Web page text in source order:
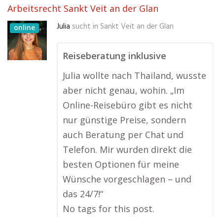
Arbeitsrecht Sankt Veit an der Glan
online Julia sucht in Sankt Veit an der Glan
Reiseberatung inklusive
Julia wollte nach Thailand, wusste
aber nicht genau, wohin. „Im
Online-Reisebüro gibt es nicht
nur günstige Preise, sondern
auch Beratung per Chat und
Telefon. Mir wurden direkt die
besten Optionen für meine
Wünsche vorgeschlagen – und
das 24/7!“
No tags for this post.